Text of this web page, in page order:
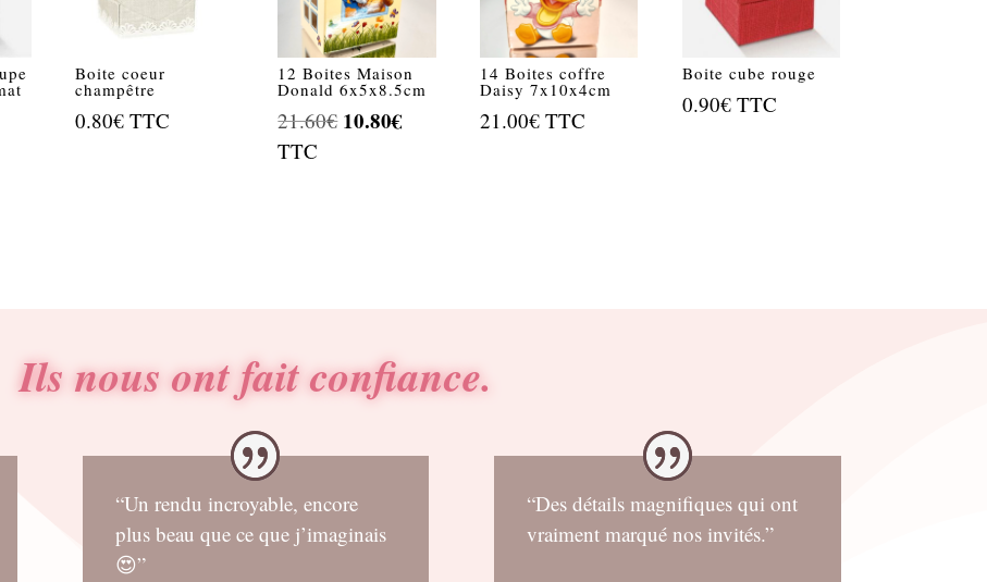
Boite coeur
champêtre
0.80€ TTC
12 Boites Maison
Donald 6x5x8.5cm
21.60€ Le
10.80€
TTC
14 Boites coffre
Daisy 7x10x4cm
21.00€ TTC
Boite cube rouge
0.90€ TTC
Ils nous ont fait confiance.
“Un rendu incroyable, encore
plus beau que ce que j’imaginais
😍”
“Des détails magnifiques qui ont
vraiment marqué nos invités.”